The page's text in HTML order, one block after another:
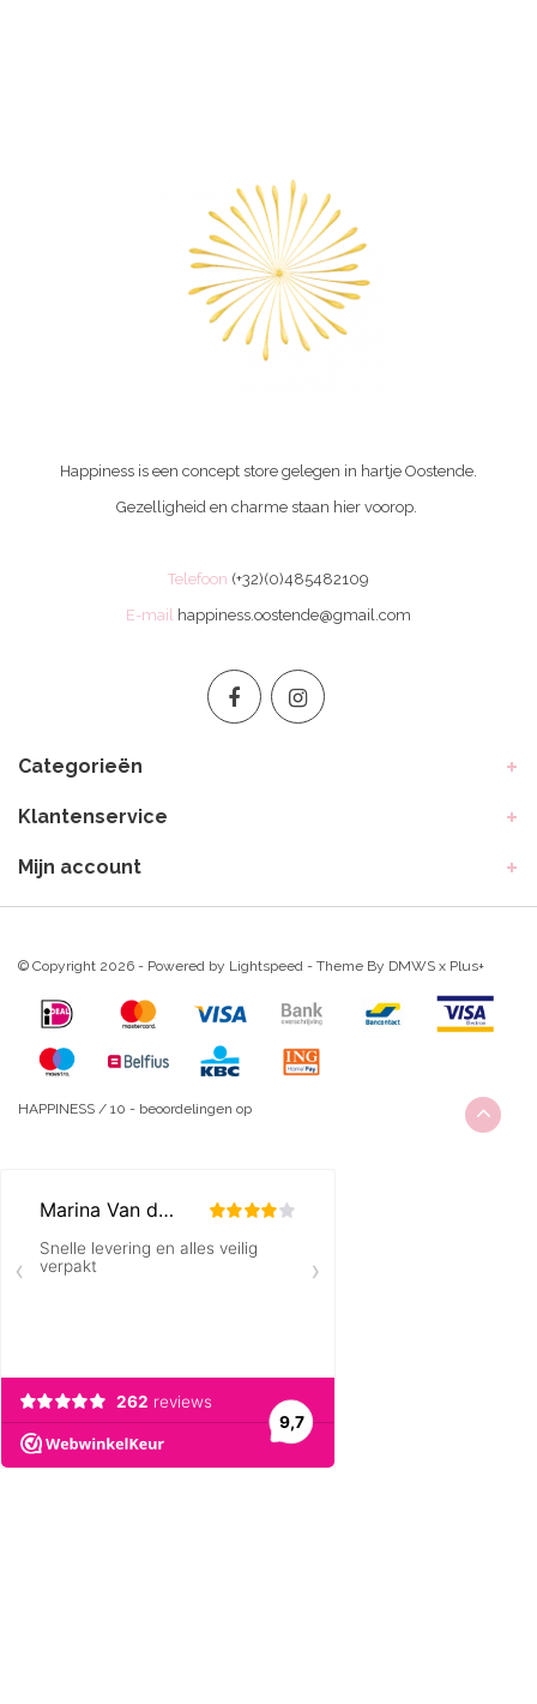
Happiness is een concept store gelegen in hartje Oostende.
Gezelligheid en charme staan hier voorop.
Telefoon (+32)(0)485482109
E-mail happiness.oostende@gmail.com
Categorieën
Klantenservice
Mijn account
© Copyright 2026 - Powered by Lightspeed - Theme By DMWS x Plus+
HAPPINESS / 10 - beoordelingen op